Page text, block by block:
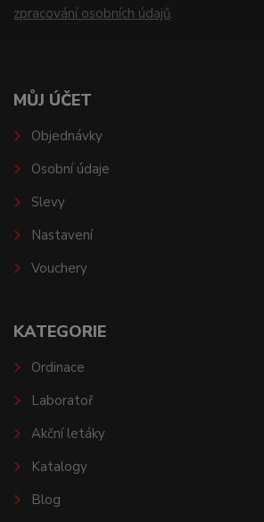
zpracování osobních údajů.
MŮJ ÚČET
Objednávky
Osobní údaje
Slevy
Nastavení
Vouchery
KATEGORIE
Ordinace
Laboratoř
Akční letáky
Katalogy
Blog